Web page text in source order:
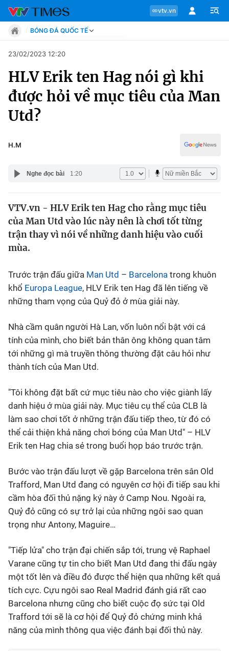
vtv.vn
Chuyên mục
Tin tức
Sự kiện
Bóng đá
Thể thao Điện tử
VIDEO
Bên lề
BÓNG ĐÁ QUỐC TẾ
Move
Phong cách
Sự kiện
Bóng đá
23/02/2023 12:20
HLV Erik ten Hag nói gì khi
được hỏi về mục tiêu của Man
Utd?
H.M
Nghe đọc bài 1:20
VTV.vn - HLV Erik ten Hag cho rằng mục tiêu
của Man Utd vào lúc này nên là chơi tốt từng
trận thay vì nói về những danh hiệu vào cuối
mùa.
Trước trận đấu giữa Man Utd – Barcelona trong khuôn
khổ Europa League, HLV Erik ten Hag đã lên tiếng về
những tham vọng của Quỷ đỏ ở mùa giải này.
Nhà cầm quân người Hà Lan, vốn luôn nổi bật với cá
tính của mình, cho biết bản thân ông không quan tâm
tới những gì mà truyền thông thường đặt câu hỏi như
thành tích của Man Utd.
"Tôi không đặt bất cứ mục tiêu nào cho việc giành lấy
danh hiệu ở mùa giải này. Mục tiêu cụ thể của CLB là
làm sao chơi tốt ở những trận đấu tiếp theo, từ đó có
thể cải thiện khả năng chơi bóng của Man Utd" – HLV
Erik ten Hag chia sẻ trong buổi họp báo trước trận.
Bước vào trận đấu lượt về gặp Barcelona trên sân Old
Trafford, Man Utd đang có nguyên cơ hội đi tiếp sau khi
cầm hòa đối thủ nặng ký này ở Camp Nou. Ngoài ra,
Quỷ đỏ cũng có sự trở lại của những ngôi sao quan
trọng như Antony, Maguire…
"Tiếp lửa" cho trận đại chiến sắp tới, trung vệ Raphael
Varane cũng tự tin cho biết Man Utd đang thi đấu ngày
một tốt lên và điều đó được thể hiện qua những kết quả
tích cực. Cựu ngôi sao Real Madrid đánh giá rất cao
Barcelona nhưng cũng cho biết cuộc đọ sức tại Old
Trafford tới sẽ là cơ hội để Quỷ đỏ chứng minh khả
năng của mình thông qua việc đánh bại đối thủ này.